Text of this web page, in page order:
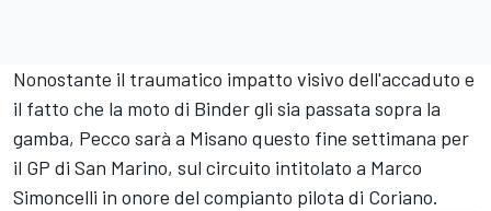
Nonostante il traumatico impatto visivo dell'accaduto e
il fatto che la moto di Binder gli sia passata sopra la
gamba, Pecco sarà a Misano questo fine settimana per
il GP di San Marino, sul circuito intitolato a Marco
Simoncelli in onore del compianto pilota di Coriano.